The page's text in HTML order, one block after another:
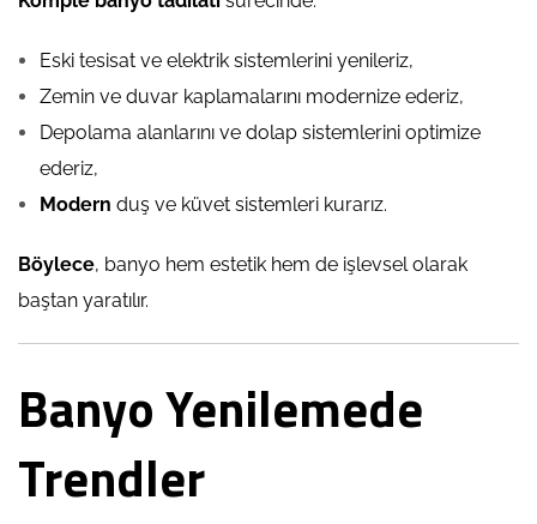
Eski tesisat ve elektrik sistemlerini yenileriz,
Zemin ve duvar kaplamalarını modernize ederiz,
Depolama alanlarını ve dolap sistemlerini optimize
ederiz,
Modern duş ve küvet sistemleri kurarız.
Böylece, banyo hem estetik hem de işlevsel olarak
baştan yaratılır.
Banyo Yenilemede
Trendler